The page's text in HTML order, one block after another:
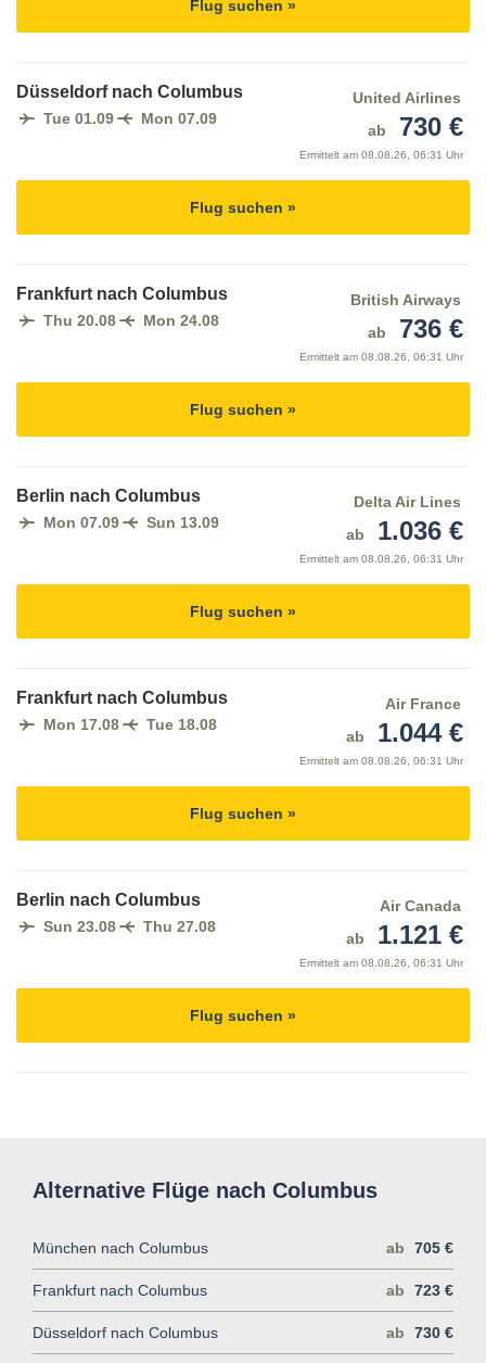
Flug suchen »
Düsseldorf nach Columbus
Tue 01.09 Mon 07.09
United Airlines
ab
730 €
Ermittelt am 08.08.26, 06:31 Uhr
Flug suchen »
Frankfurt nach Columbus
Thu 20.08 Mon 24.08
British Airways
ab
736 €
Ermittelt am 08.08.26, 06:31 Uhr
Flug suchen »
Berlin nach Columbus
Mon 07.09 Sun 13.09
Delta Air Lines
ab
1.036 €
Ermittelt am 08.08.26, 06:31 Uhr
Flug suchen »
Frankfurt nach Columbus
Mon 17.08 Tue 18.08
Air France
ab
1.044 €
Ermittelt am 08.08.26, 06:31 Uhr
Flug suchen »
Berlin nach Columbus
Sun 23.08 Thu 27.08
Air Canada
ab
1.121 €
Ermittelt am 08.08.26, 06:31 Uhr
Flug suchen »
Alternative Flüge nach Columbus
München nach Columbus ab 705 €
Frankfurt nach Columbus ab 723 €
Düsseldorf nach Columbus ab 730 €